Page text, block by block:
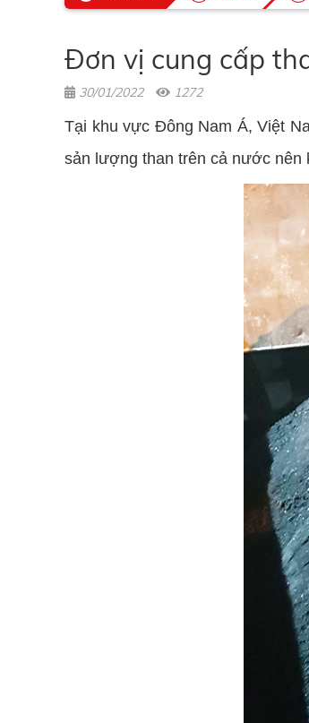
Đơn vị cung cấp
30/01/2022 1272
Tại khu vực Đông Nam Á, Việt
sản lượng than trên cả nước nên